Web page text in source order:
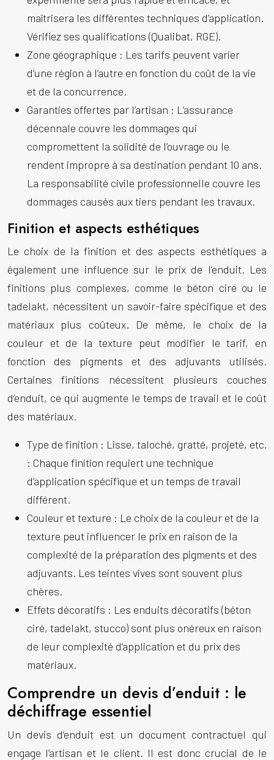
maîtrisera les différentes techniques d’application.
Vérifiez ses qualifications (Qualibat, RGE).
Zone géographique : Les tarifs peuvent varier
d’une région à l’autre en fonction du coût de la vie
et de la concurrence.
Garanties offertes par l’artisan : L’assurance
décennale couvre les dommages qui
compromettent la solidité de l’ouvrage ou le
rendent impropre à sa destination pendant 10 ans.
La responsabilité civile professionnelle couvre les
dommages causés aux tiers pendant les travaux.
Finition et aspects esthétiques
Le choix de la finition et des aspects esthétiques a
également une influence sur le prix de l’enduit. Les
finitions plus complexes, comme le béton ciré ou le
tadelakt, nécessitent un savoir-faire spécifique et des
matériaux plus coûteux. De même, le choix de la
couleur et de la texture peut modifier le tarif, en
fonction des pigments et des adjuvants utilisés.
Certaines finitions nécessitent plusieurs couches
d’enduit, ce qui augmente le temps de travail et le coût
des matériaux.
Type de finition : Lisse, taloché, gratté, projeté, etc.
: Chaque finition requiert une technique
d’application spécifique et un temps de travail
différent.
Couleur et texture : Le choix de la couleur et de la
texture peut influencer le prix en raison de la
complexité de la préparation des pigments et des
adjuvants. Les teintes vives sont souvent plus
chères.
Effets décoratifs : Les enduits décoratifs (béton
ciré, tadelakt, stucco) sont plus onéreux en raison
de leur complexité d’application et du prix des
matériaux.
Comprendre un devis d’enduit : le
déchiffrage essentiel
Un devis d’enduit est un document contractuel qui
engage l’artisan et le client. Il est donc crucial de le